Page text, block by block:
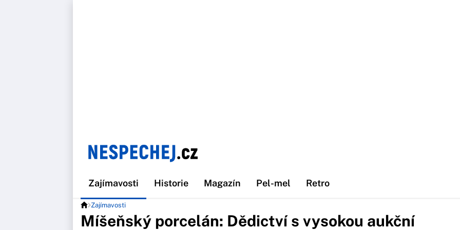
Zajímavosti Historie Magazín Pel-mel Retro
Zajímavosti
Míšeňský porcelán: Dědictví s vysokou aukční